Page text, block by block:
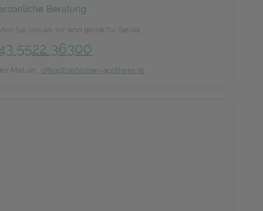
Beratung
Sie uns an, wir sind gerne für Sie da.
5522 36300
Mail an: office@sebastian-apotheke.at